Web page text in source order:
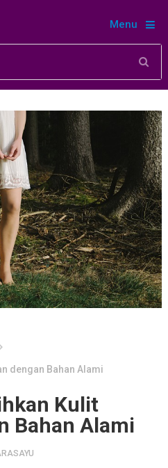
Menu
dengan Bahan Alami
Kulit
Bahan Alami